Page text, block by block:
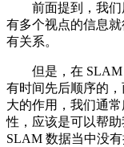
前面提到，我们
有多个视点的信息
有关系。
但是，在 SLAM
有时间先后顺序的
大的作用，我们通
性，应该是可以帮
SLAM 数据当中没